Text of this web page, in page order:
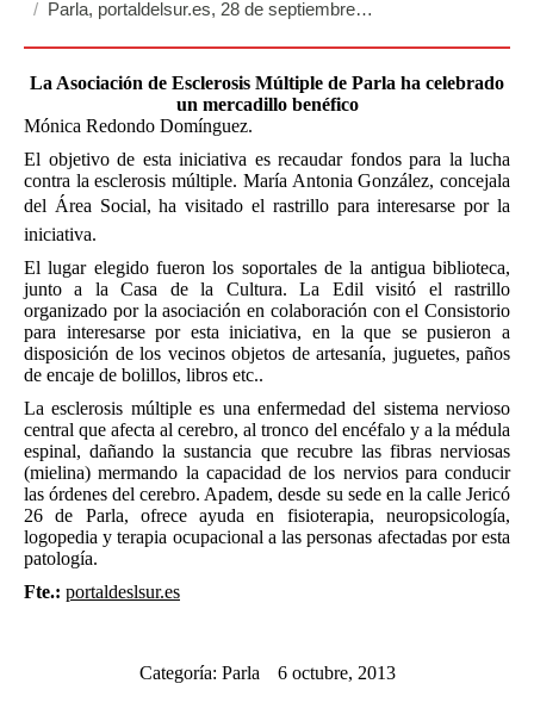
Parla, portaldelsur.es, 28 de septiembre…
La Asociación de Esclerosis Múltiple de Parla ha celebrado
un mercadillo benéfico
Mónica Redondo Domínguez.
El objetivo de esta iniciativa es recaudar fondos para la lucha
contra la esclerosis múltiple. María Antonia González, concejala
del Área Social, ha visitado el rastrillo para interesarse por la
iniciativa.
El lugar elegido fueron los soportales de la antigua biblioteca,
junto a la Casa de la Cultura. La Edil visitó el rastrillo
organizado por la asociación en colaboración con el Consistorio
para interesarse por esta iniciativa, en la que se pusieron a
disposición de los vecinos objetos de artesanía, juguetes, paños
de encaje de bolillos, libros etc..
La esclerosis múltiple es una enfermedad del sistema nervioso
central que afecta al cerebro, al tronco del encéfalo y a la médula
espinal, dañando la sustancia que recubre las fibras nerviosas
(mielina) mermando la capacidad de los nervios para conducir
las órdenes del cerebro. Apadem, desde su sede en la calle Jericó
26 de Parla, ofrece ayuda en fisioterapia, neuropsicología,
logopedia y terapia ocupacional a las personas afectadas por esta
patología.
Fte.: portaldeslsur.es
Categoría: Parla 6 octubre, 2013